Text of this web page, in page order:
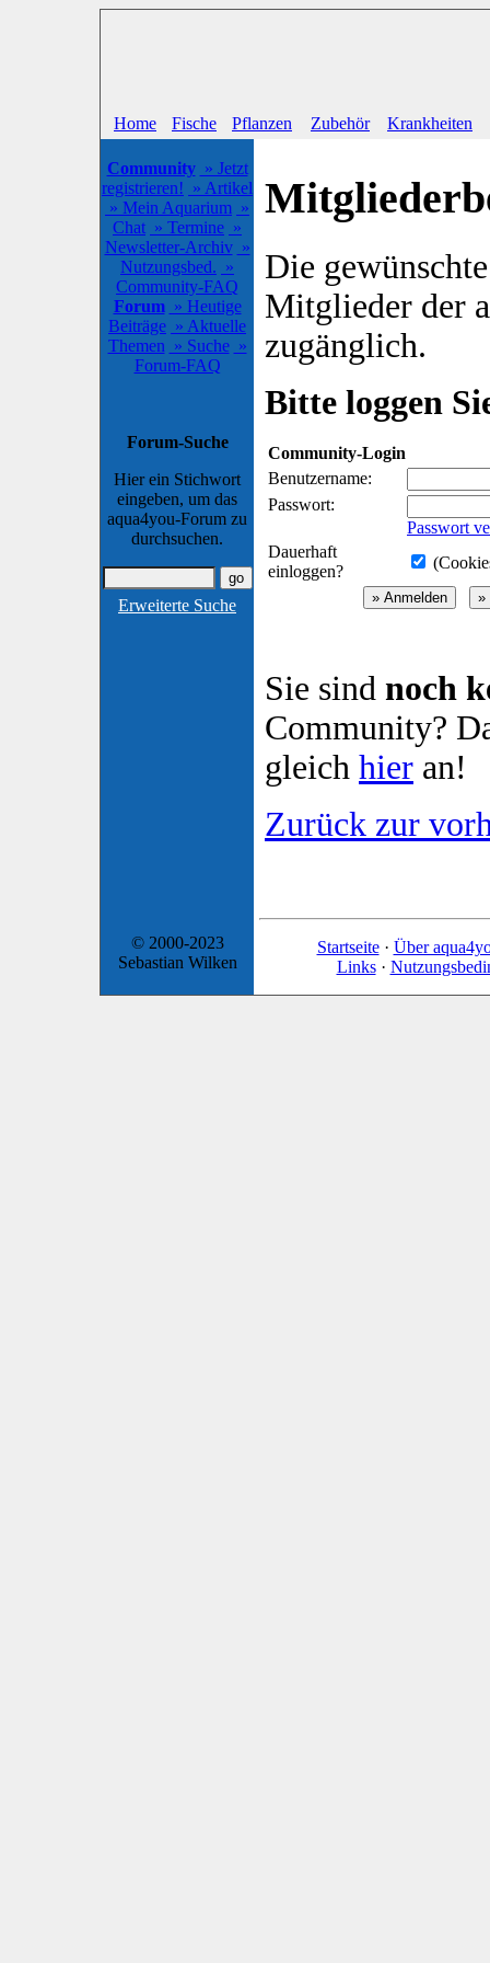
Home Fische Pflanzen Zubehör Krankheiten
Community » Jetzt
registrieren! » Artikel
» Mein Aquarium »
Chat » Termine »
Newsletter-Archiv »
Nutzungsbed. »
Community-FAQ
Forum » Heutige
Beiträge » Aktuelle
Themen » Suche »
Forum-FAQ
Forum-Suche
Hier ein Stichwort
eingeben, um das
aqua4you-Forum zu
durchsuchen.
Erweiterte Suche
Die
Mitglieder der
zugänglich.
Bitte loggen
Community-Login
Benutzername:
Passwort:
Passwort
Dauerhaft
einloggen?
Sie sind noch
Community?
gleich hier an!
Zurück zur
© 2000-2023
Sebastian Wilken
Startseite· Über
Links·